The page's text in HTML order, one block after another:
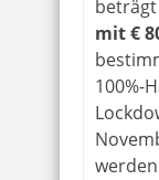
beträgt
mit €
100%-